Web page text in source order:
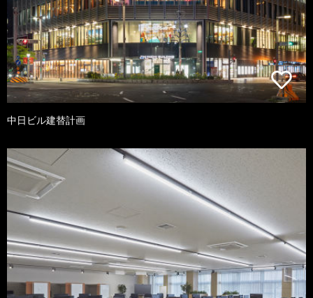
中日ビル建替計画